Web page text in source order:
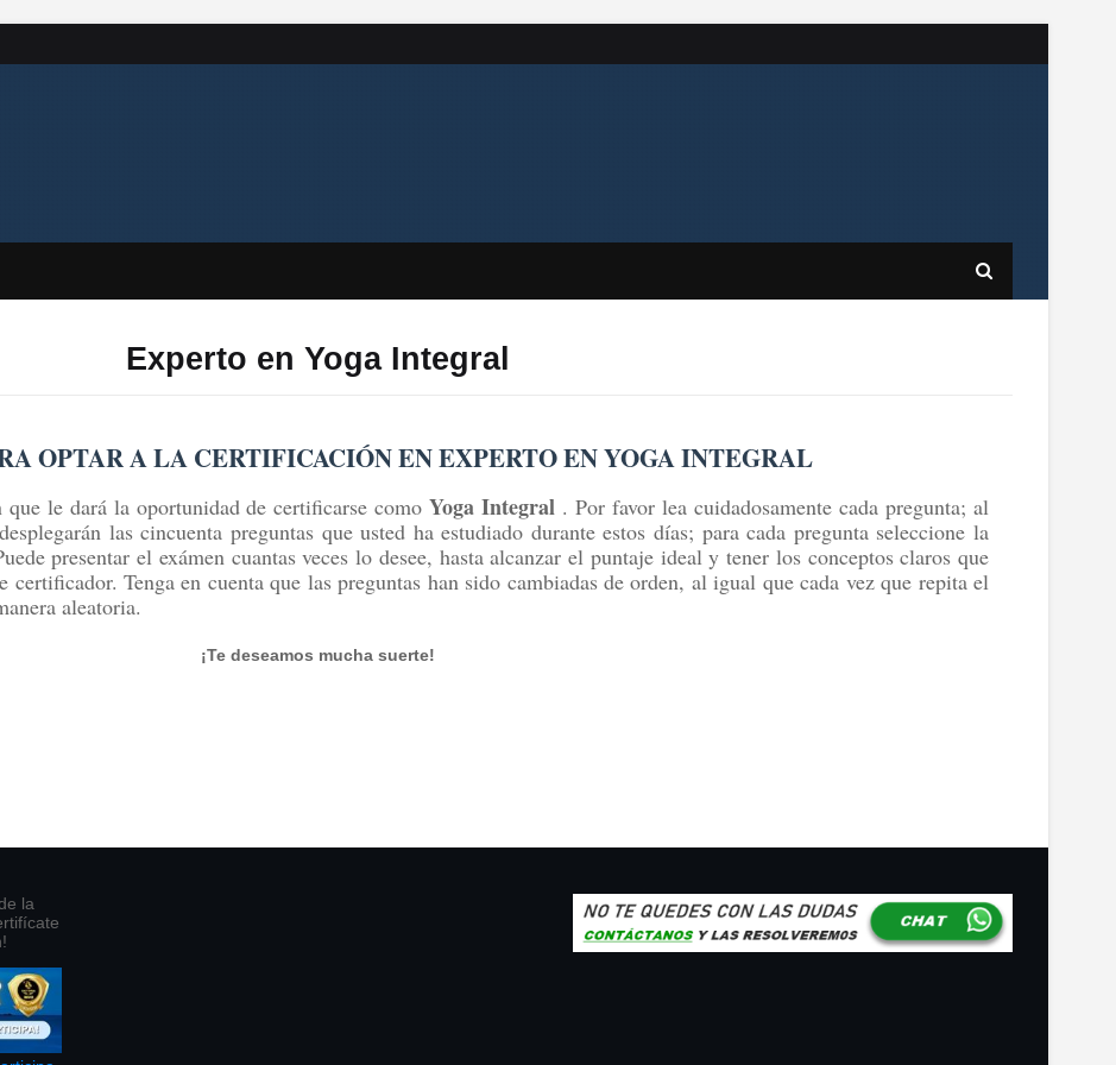
Experto en Yoga Integral
OPTAR A LA CERTIFICACIÓN EN EXPERTO EN YOGA INTEGRAL
que le dará la oportunidad de certificarse comoYoga Integral . Por favor lea cuidadosamente cada pregunta; al
las cincuenta preguntas que usted ha estudiado durante estos días; para cada pregunta seleccione la
presentar el exámen cuantas veces lo desee, hasta alcanzar el puntaje ideal y tener los conceptos claros que
certificador. Tenga en cuenta que las preguntas han sido cambiadas de orden, al igual que cada vez que repita el
aleatoria.
¡Te deseamos mucha suerte!
la